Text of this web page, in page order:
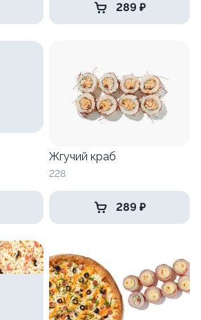
289 ₽
Жгучий краб
228
289 ₽